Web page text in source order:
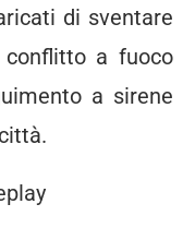
di sventare
a fuoco
a sirene